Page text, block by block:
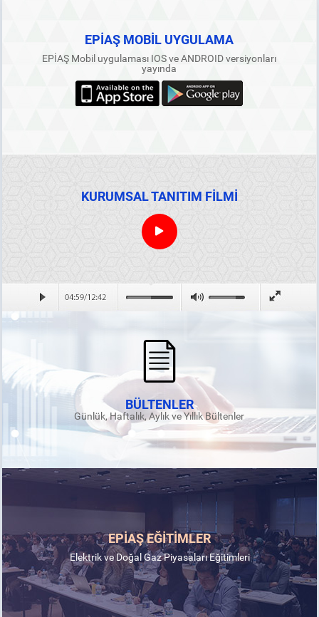
EPİAŞ MOBİL UYGULAMA
EPİAŞ Mobil uygulaması IOS ve ANDROID versiyonları
yayında
KURUMSAL TANITIM FİLMİ
BÜLTENLER
Günlük, Haftalık, Aylık ve Yıllık Bültenler
EPİAŞ EĞİTİMLER
Elektrik ve Doğal Gaz Piyasaları Eğitimleri